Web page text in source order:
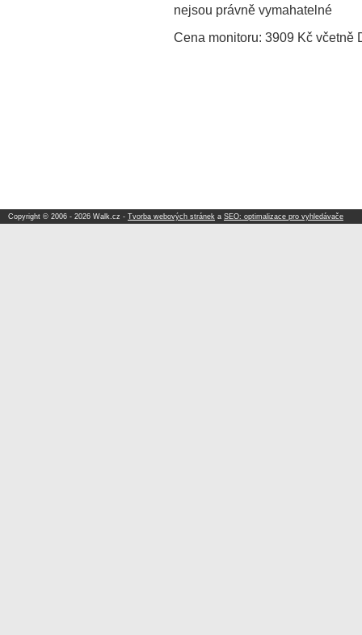
nejsou právně vymahatelné
Cena monitoru: 3909 Kč včetně
Copyright © 2006 - 2026 Walk.cz - Tvorba webových stránek a SEO: optimalizace pro vyhledávače